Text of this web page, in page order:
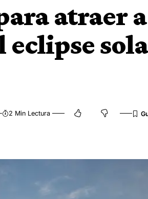
atraer a
eclipse
2 Min Lectura